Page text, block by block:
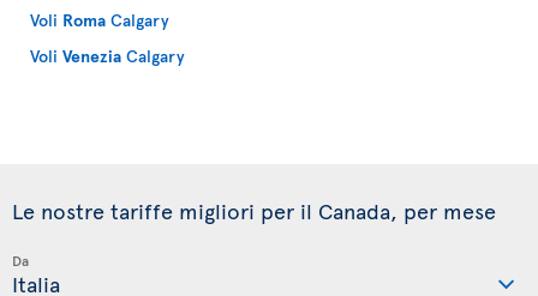
Voli Roma Calgary
Voli Venezia Calgary
Le nostre tariffe migliori per il Canada, per mese
Da